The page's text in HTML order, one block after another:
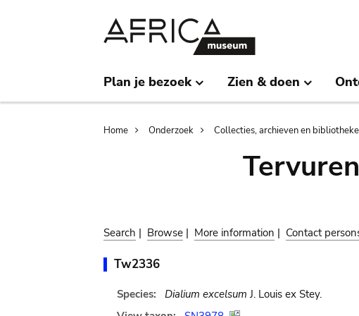
Plan je bezoek Zien & doen
Breadcrumb
Home Onderzoek Collecties, archieven en
Search | Browse | More information | Contact
Tw2336
Species: Dialium excelsum J. Louis ex Stey.